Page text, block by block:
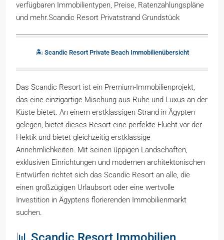
verfügbaren Immobilientypen, Preise, Ratenzahlungspläne
und mehr.Scandic Resort Privatstrand Grundstück
🏝️ Scandic Resort Private Beach Immobilienübersicht
Das Scandic Resort ist ein Premium-Immobilienprojekt,
das eine einzigartige Mischung aus Ruhe und Luxus an der
Küste bietet. An einem erstklassigen Strand in Ägypten
gelegen, bietet dieses Resort eine perfekte Flucht vor der
Hektik und bietet gleichzeitig erstklassige
Annehmlichkeiten. Mit seinen üppigen Landschaften,
exklusiven Einrichtungen und modernen architektonischen
Entwürfen richtet sich das Scandic Resort an alle, die
einen großzügigen Urlaubsort oder eine wertvolle
Investition in Ägyptens florierenden Immobilienmarkt
suchen.